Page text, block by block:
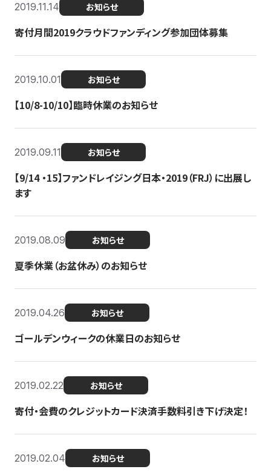
2019.11.14 お知らせ
寄付月間2019クラウドファンディング参加団体募集
2019.10.01 お知らせ
【10/8-10/10】臨時休業のお知らせ
2019.09.11 お知らせ
【9/14 ・15】ファンドレイジング日本・2019（FRJ）に出展し
ます
2019.08.09 お知らせ
夏季休業（お盆休み）のお知らせ
2019.04.26 お知らせ
ゴールデンウィークの休業日のお知らせ
2019.02.22 お知らせ
寄付・会費のクレジットカード決済手数料引き下げ決定！
2019.02.04 お知らせ